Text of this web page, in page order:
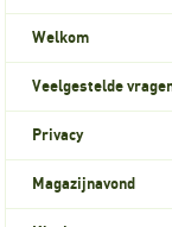
Welkom
Veelgestelde
Privacy
Magazijnavond